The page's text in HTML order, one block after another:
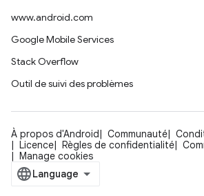
www.android.com
Google Mobile Services
Stack Overflow
Outil de suivi des problèmes
À propos d'Android Communauté
Licence
Règles de confidentialité
Manage cookies